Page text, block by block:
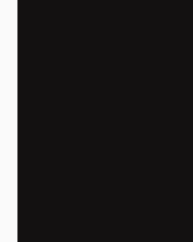
As gravações
com a roda de
realizada no
Tiradentes. Dela
comunidade, que